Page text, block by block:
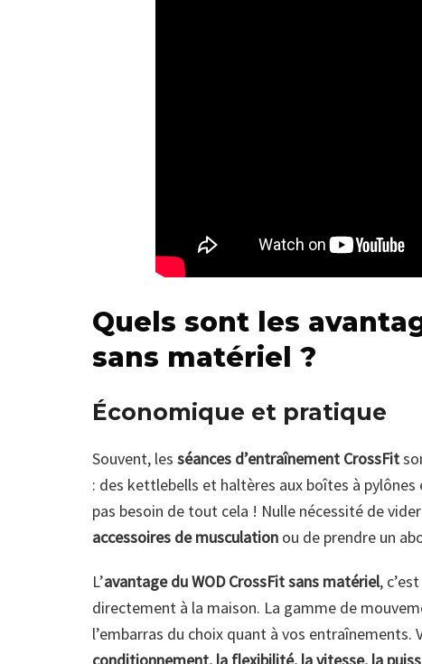
Quels sont les
sans matériel ?
Économique et pratique
Souvent, les séances d’entraînement CrossFit
: des kettlebells et haltères aux boîtes à
pas besoin de tout cela ! Nulle nécessité de
accessoires de musculation ou de prendre un
L’avantage du WOD CrossFit sans matériel,
directement à la maison. La gamme de
l’embarras du choix quant à vos entraînements.